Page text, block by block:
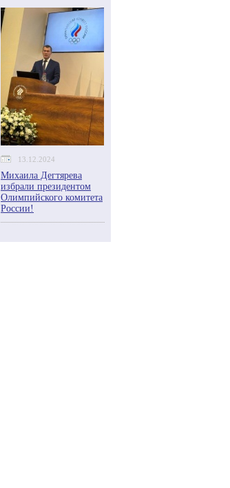
13.12.2024
Михаила Дегтярева
избрали президентом
Олимпийского комитета
России!